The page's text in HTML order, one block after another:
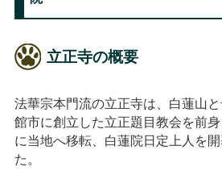
立正寺の概要
法華宗本門流の立正寺は、白蓮山
館市に創立した立正題目教会を前
に当地へ移転、白蓮院日定上人を
た。